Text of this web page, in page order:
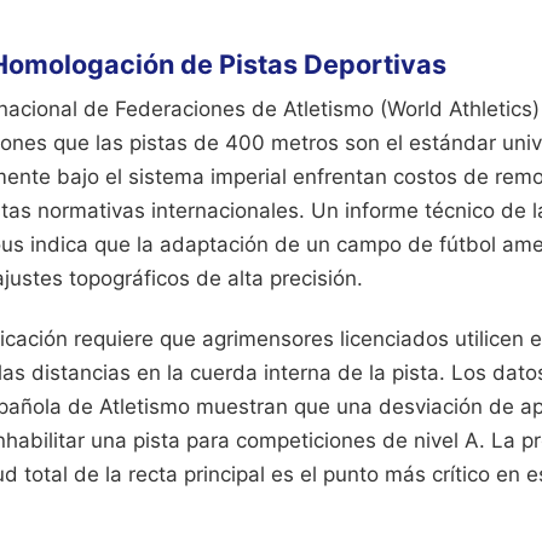
de Pistas Deportivas
de Federaciones de Atletismo (World
que las pistas de 400 metros son el estándar
bajo el sistema imperial enfrentan costos de
normativas internacionales. Un informe técnico de
indica que la adaptación de un campo de fútbol
topográficos de alta precisión.
requiere que agrimensores licenciados utilicen
distancias en la cuerda interna de la pista. Los
de Atletismo muestran que una desviación de
una pista para competiciones de nivel A. La
total de la recta principal es el punto más crítico en